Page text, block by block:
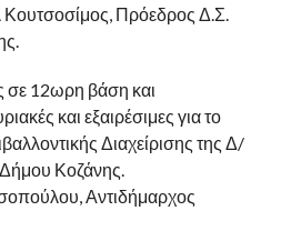
Κουτσοσίμος, Πρόεδρος Δ.Σ.
12ωρη βάση και
και εξαιρέσιμες για το
Διαχείρισης της Δ/
Κοζάνης.
Αντιδήμαρχος